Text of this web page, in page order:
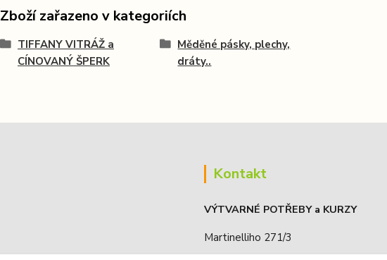
Zboží zařazeno v kategoriích
TIFFANY VITRÁŽ a
CÍNOVANÝ ŠPERK
Měděné pásky, plechy,
dráty..
Kontakt
VÝTVARNÉ POTŘEBY a KURZY
Martinelliho 271/3